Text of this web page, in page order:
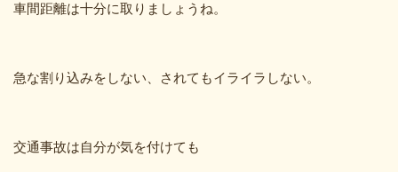
車間距離は十分に取りましょうね。
急な割り込みをしない、されてもイライラしない。
交通事故は自分が気を付けても